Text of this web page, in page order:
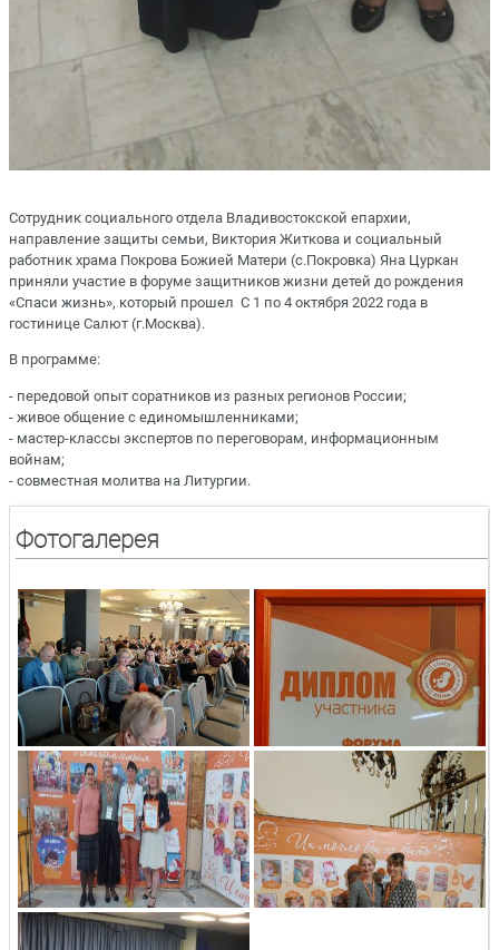
Сотрудник социального отдела Владивостокской епархии,
направление защиты семьи, Виктория Житкова и социальный
работник храма Покрова Божией Матери (с.Покровка) Яна Цуркан
приняли участие в форуме защитников жизни детей до рождения
«Спаси жизнь», который прошел С 1 по 4 октября 2022 года в
гостинице Салют (г.Москва).
В программе:
- передовой опыт соратников из разных регионов России;
- живое общение с единомышленниками;
- мастер-классы экспертов по переговорам, информационным
войнам;
- совместная молитва на Литургии.
Фотогалерея